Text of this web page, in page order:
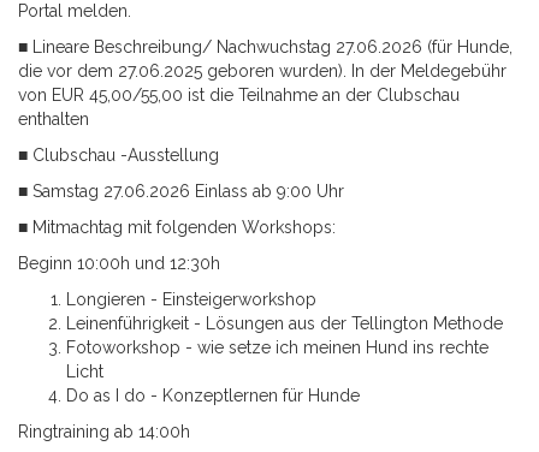
Portal melden.
■ Lineare Beschreibung/ Nachwuchstag 27.06.2026 (für Hunde,
die vor dem 27.06.2025 geboren wurden). In der Meldegebühr
von EUR 45,00/55,00 ist die Teilnahme an der Clubschau
enthalten
■ Clubschau -Ausstellung
■ Samstag 27.06.2026 Einlass ab 9:00 Uhr
■ Mitmachtag mit folgenden Workshops:
Beginn 10:00h und 12:30h
Longieren - Einsteigerworkshop
Leinenführigkeit - Lösungen aus der Tellington Methode
Fotoworkshop - wie setze ich meinen Hund ins rechte
Licht
Do as I do - Konzeptlernen für Hunde
Ringtraining ab 14:00h